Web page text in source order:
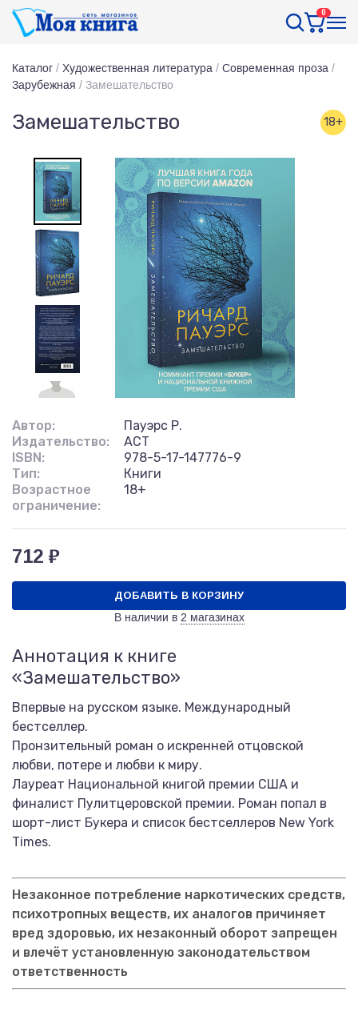
0
Каталог / Художественная литература / Современная проза /
Зарубежная / Замешательство
Замешательство 18+
Автор:
Пауэрс Р.
Издательство:
АСТ
ISBN:
978-5-17-147776-9
Тип:
Книги
Возрастное
ограничение:
18+
712 ₽
ДОБАВИТЬ В КОРЗИНУ
В наличии в 2 магазинах
Аннотация к книге
«Замешательство»
Впервые на русском языке. Международный
бестселлер.
Пронзительный роман о искренней отцовской
любви, потере и любви к миру.
Лауреат Национальной книгой премии США и
финалист Пулитцеровской премии. Роман попал в
шорт-лист Букера и список бестселлеров New York
Times.
Незаконное потребление наркотических средств,
психотропных веществ, их аналогов причиняет
вред здоровью, их незаконный оборот запрещен
и влечёт установленную законодательством
ответственность